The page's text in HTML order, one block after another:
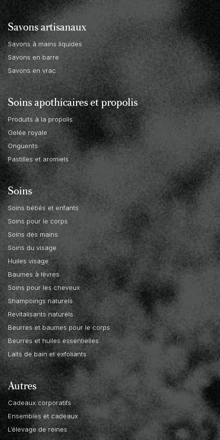
Savons artisanaux
Savons à mains liquides
Savons en barre
Savons en vrac
Soins apothicaires et propolis
Produits à la propolis
Gelée royale
Onguents
Pastilles et aromiels
Soins
Soins bébés et enfants
Soins pour le corps
Soins des mains
Soins du visage
Huiles visage
Baumes à lèvres
Soins pour les cheveux
Shampoings naturels
Revitalisants naturels
Beurres et baumes pour le corps
Beurres et huiles essentielles
Laits de bain et exfoliants
Autres
Cadeaux corporatifs
Ensembles et cadeaux
L’élevage de reines